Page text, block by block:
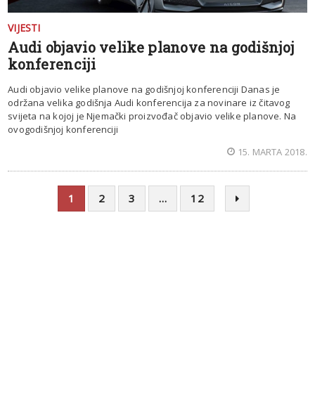
VIJESTI
Audi objavio velike planove na godišnjoj
konferenciji
Audi objavio velike planove na godišnjoj konferenciji Danas je
održana velika godišnja Audi konferencija za novinare iz čitavog
svijeta na kojoj je Njemački proizvođač objavio velike planove. Na
ovogodišnjoj konferenciji
15. MARTA 2018.
1 2 3 … 12